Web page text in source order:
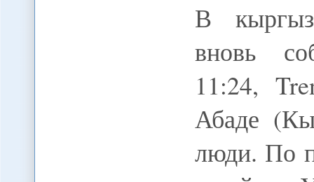
В
вновь
11:24,
Абаде
люди. По